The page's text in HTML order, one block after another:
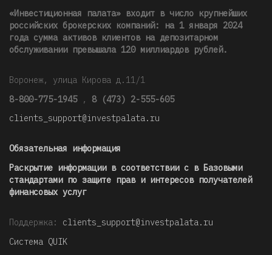
«Инвестиционная палата» входит в число крупнейших
российских брокерских компаний: на 1 января 2024
года сумма активов клиентов на депозитарном
обслуживании превышала 120 миллиардов рублей.
Воронеж, улица Кирова д.11/1
8-800-775-1945 , 8 (473) 2-555-605
clients_support@investpalata.ru
Обязательная информация
Раскрытие информации в соответствии с в Базовыми
стандартами по защите прав и интересов получателей
финансовых услуг
Поддержка: clients_support@investpalata.ru
Система QUIK